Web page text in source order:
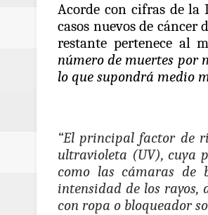
seguridad
nocturna
Acorde con cifras de la
casos nuevos de cáncer
restante pertenece al
número de muertes por
lo que supondrá medio
“El principal factor de
ultravioleta (UV), cuya
como las cámaras de
intensidad de los rayos,
con ropa o bloqueador